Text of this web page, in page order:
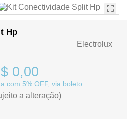
Hp
Electrolux
0,00
com 5% OFF, via boleto
a alteração)